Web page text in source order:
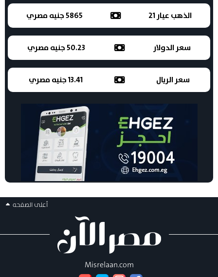
الذهب عيار 21 5865 جنيه مصري
سعر الدولار 50.23 جنيه مصري
سعر الريال 13.41 جنيه مصري
أعلى الصفحه
Misrelaan.com